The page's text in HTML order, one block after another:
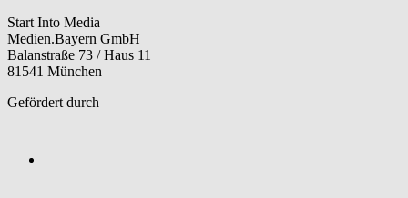
Start Into Media
Medien.Bayern GmbH
Balanstraße 73 / Haus 11
81541 München
Gefördert durch